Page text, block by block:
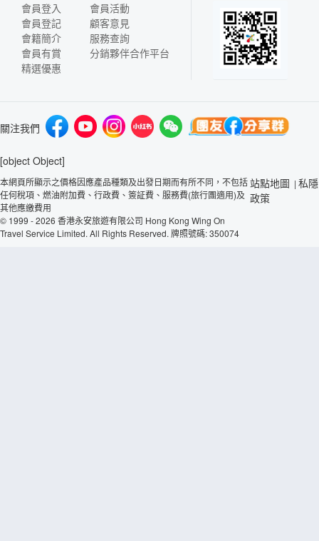
會員登入
會員登記
會籍簡介
會員有賞
精選優惠
會員活動
顧客意見
服務查詢
分銷夥伴合作平台
關注我們
[object Object]
本網頁所顯示之價格因應產品種類及出發日期而有所不同，不包括
任何稅項、燃油附加費、行政費、簽証費、服務費(旅行團適用)及
其他應繳費用
© 1999 - 2026 香港永安旅遊有限公司 Hong Kong Wing On
Travel Service Limited. All Rights Reserved. 牌照號碼: 350074
站點地圖 | 私隱
政策